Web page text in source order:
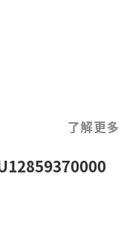
了解更多